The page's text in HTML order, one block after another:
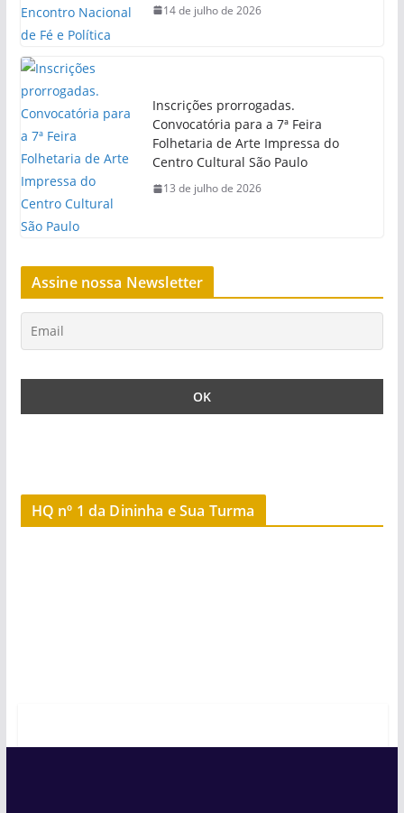
14 de julho de 2026
Inscrições prorrogadas.
Convocatória para a 7ª Feira
Folhetaria de Arte Impressa do
Centro Cultural São Paulo
13 de julho de 2026
Assine nossa Newsletter
HQ nº 1 da Dininha e Sua Turma